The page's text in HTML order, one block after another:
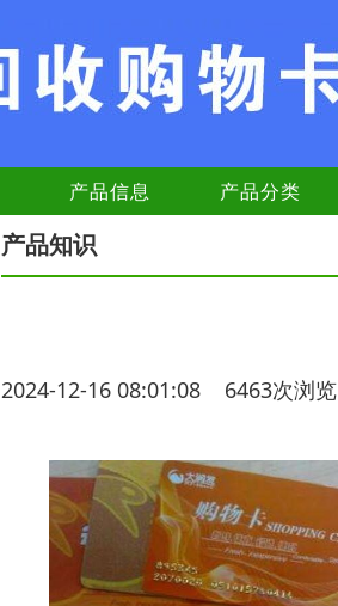
产品信息 产品分类
产品知识
2024-12-16 08:01:08 6463次浏览